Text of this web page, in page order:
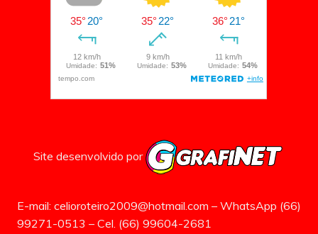
Site desenvolvido por
E-mail: celioroteiro2009@hotmail.com – WhatsApp (66)
99271-0513 – Cel. (66) 99604-2681